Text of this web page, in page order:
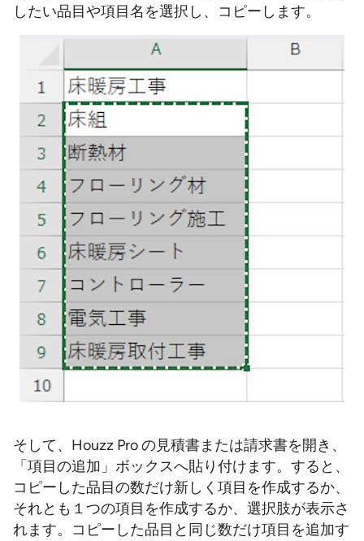
したい品目や項目名を選択し、コピーします。
そして、Houzz Pro の見積書または請求書を開き、
「項目の追加」ボックスへ貼り付けます。すると、
コピーした品目の数だけ新しく項目を作成するか、
それとも１つの項目を作成するか、選択肢が表示さ
れます。コピーした品目と同じ数だけ項目を追加す